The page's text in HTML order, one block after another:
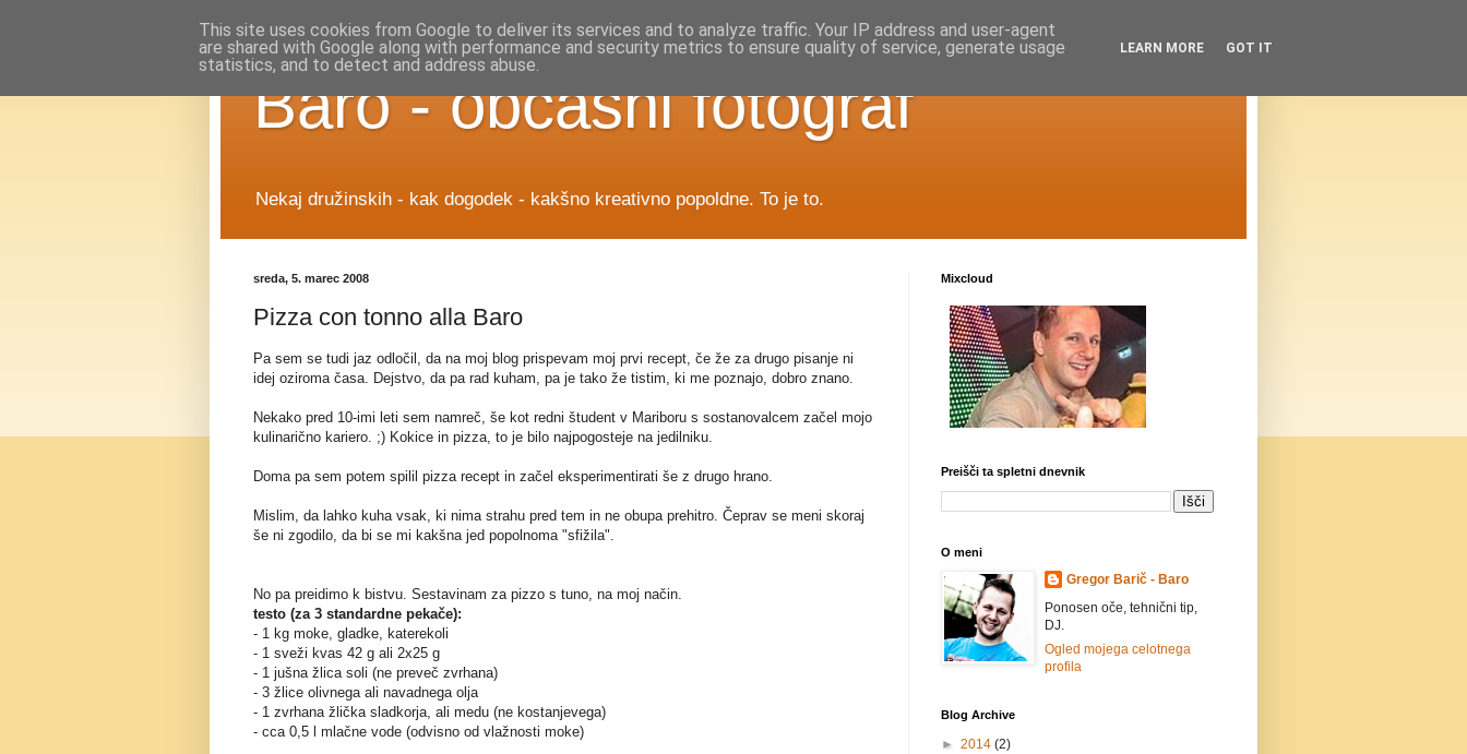
Baro - občasni fotograf
Nekaj družinskih - kak dogodek - kakšno kreativno popoldne. To je to.
sreda, 5. marec 2008
Pizza con tonno alla Baro
Pa sem se tudi jaz odločil, da na moj blog prispevam moj prvi recept, če že za drugo pisanje ni
idej oziroma časa. Dejstvo, da pa rad kuham, pa je tako že tistim, ki me poznajo, dobro znano.
Nekako pred 10-imi leti sem namreč, še kot redni študent v Mariboru s sostanovalcem začel mojo
kulinarično kariero. ;) Kokice in pizza, to je bilo najpogosteje na jedilniku.
Doma pa sem potem spilil pizza recept in začel eksperimentirati še z drugo hrano.
Mislim, da lahko kuha vsak, ki nima strahu pred tem in ne obupa prehitro. Čeprav se meni skoraj
še ni zgodilo, da bi se mi kakšna jed popolnoma "sfižila".
No pa preidimo k bistvu. Sestavinam za pizzo s tuno, na moj način.
testo (za 3 standardne pekače):
- 1 kg moke, gladke, katerekoli
- 1 sveži kvas 42 g ali 2x25 g
- 1 jušna žlica soli (ne preveč zvrhana)
- 3 žlice olivnega ali navadnega olja
- 1 zvrhana žlička sladkorja, ali medu (ne kostanjevega)
- cca 0,5 l mlačne vode (odvisno od vlažnosti moke)
Mixcloud
Preišči ta spletni dnevnik
O meni
Gregor Barič - Baro
Ponosen oče, tehnični tip,
DJ.
Ogled mojega celotnega
profila
Blog Archive
► 2014 (2)
This site uses cookies from Google to deliver its services and to analyze traffic. Your IP address and user-agent
are shared with Google along with performance and security metrics to ensure quality of service, generate usage
statistics, and to detect and address abuse.
LEARN MORE GOT IT